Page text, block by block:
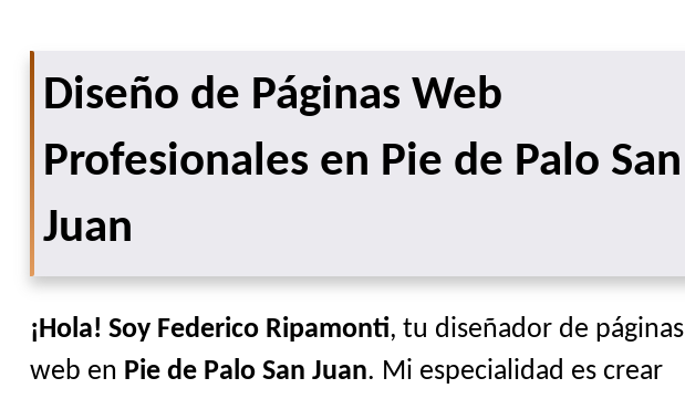
Diseño de Páginas Web
Profesionales en Pie de Palo San
Juan
¡Hola! Soy Federico Ripamonti, tu diseñador de páginas
web en Pie de Palo San Juan. Mi especialidad es crear